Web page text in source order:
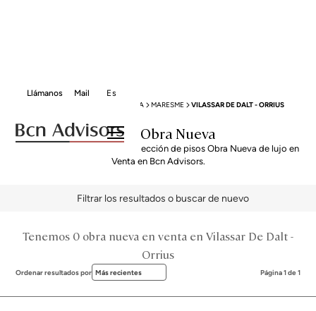
Mail
Llámanos Es
VENTA OBRA NUEVA MARESME VILASSAR DE DALT - ORRIUS
Venta Obra Nueva
Descubre nuestra exclusiva selección de pisos Obra Nueva de lujo en
Venta en Bcn Advisors.
Filtrar los resultados o buscar de nuevo
Tenemos 0 obra nueva en venta en Vilassar De Dalt -
Orrius
Ordenar resultados por Más recientes Página 1 de 1